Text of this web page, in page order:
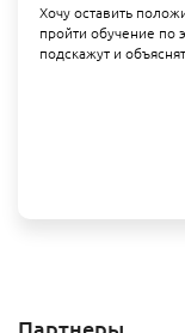
Хочу оставить
пройти обучение по
подскажут и объяснят
Партнеры